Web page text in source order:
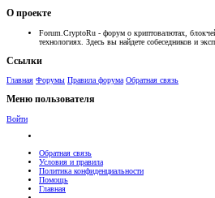
О проекте
Forum.CryptoRu - форум о криптовалютах,
технологиях. Здесь вы найдете собеседников и
Ссылки
Главная Форумы Правила форума Обратная связь
Меню пользователя
Войти
Обратная связь
Условия и правила
Политика конфиденциальности
Помощь
Главная